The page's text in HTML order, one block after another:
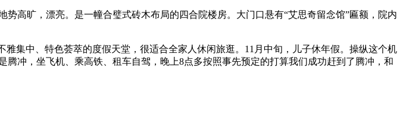
旷，漂亮。是一幢合璧式砖木布局的四合院楼房。大门口悬有“艾思奇留念馆”匾额，院内
中、特色荟萃的度假天堂，很适合全家人休闲旅逛。11月中旬，儿子休年假。操纵这个机
冲，坐飞机、乘高铁、租车自驾，晚上8点多按照事先预定的打算我们成功赶到了腾冲，和